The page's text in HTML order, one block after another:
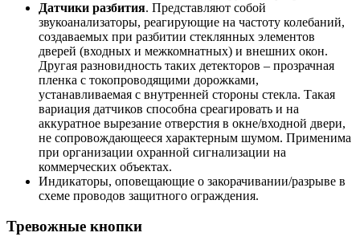
Датчики разбития. Представляют собой
звукоанализаторы, реагирующие на частоту колебаний,
создаваемых при разбитии стеклянных элементов
дверей (входных и межкомнатных) и внешних окон.
Другая разновидность таких детекторов – прозрачная
пленка с токопроводящими дорожками,
устанавливаемая с внутренней стороны стекла. Такая
вариация датчиков способна среагировать и на
аккуратное вырезание отверстия в окне/входной двери,
не сопровождающееся характерным шумом. Применима
при организации охранной сигнализации на
коммерческих объектах.
Индикаторы, оповещающие о закорачивании/разрыве в
схеме проводов защитного ограждения.
Тревожные кнопки